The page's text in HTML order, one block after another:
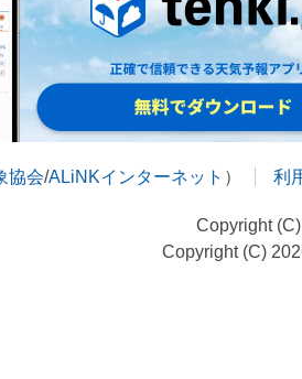
協会/ALiNKインターネット ） 利
Copyright
Copyright (C)